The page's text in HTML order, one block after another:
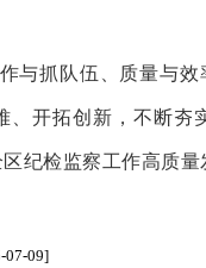
与抓队伍、质量与
、开拓创新，不断
纪检监察工作高质量
07-09]